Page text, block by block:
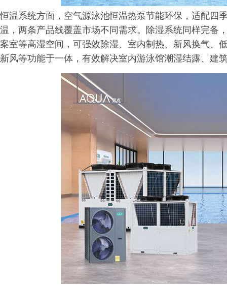
恒温系统方面，空气源泳池恒温热泵节能环保，适配四
温，两条产品线覆盖市场不同需求。除湿系统同样完备
案室等高湿空间，可强效除湿、室内制热、新风换气、
新风等功能于一体，有效解决室内游泳馆潮湿结露、建